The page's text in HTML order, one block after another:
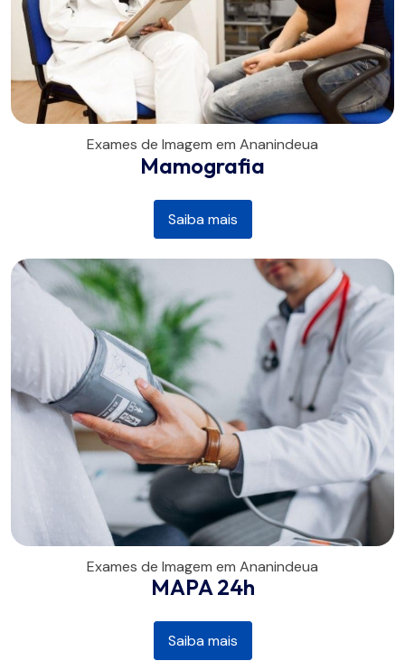
Exames de Imagem em Ananindeua
Mamografia
Saiba mais
Exames de Imagem em Ananindeua
MAPA 24h
Saiba mais